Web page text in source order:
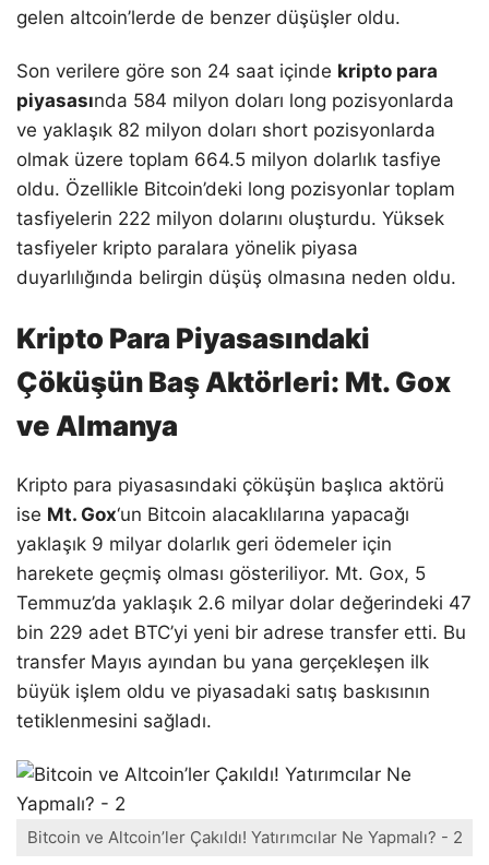
gelen altcoin’lerde de benzer düşüşler oldu.
Son verilere göre son 24 saat içinde kripto para
piyasasında 584 milyon doları long pozisyonlarda
ve yaklaşık 82 milyon doları short pozisyonlarda
olmak üzere toplam 664.5 milyon dolarlık tasfiye
oldu. Özellikle Bitcoin’deki long pozisyonlar toplam
tasfiyelerin 222 milyon dolarını oluşturdu. Yüksek
tasfiyeler kripto paralara yönelik piyasa
duyarlılığında belirgin düşüş olmasına neden oldu.
Kripto Para Piyasasındaki
Çöküşün Baş Aktörleri: Mt. Gox
ve Almanya
Kripto para piyasasındaki çöküşün başlıca aktörü
ise Mt. Gox‘un Bitcoin alacaklılarına yapacağı
yaklaşık 9 milyar dolarlık geri ödemeler için
harekete geçmiş olması gösteriliyor. Mt. Gox, 5
Temmuz’da yaklaşık 2.6 milyar dolar değerindeki 47
bin 229 adet BTC’yi yeni bir adrese transfer etti. Bu
transfer Mayıs ayından bu yana gerçekleşen ilk
büyük işlem oldu ve piyasadaki satış baskısının
tetiklenmesini sağladı.
Bitcoin ve Altcoin’ler Çakıldı! Yatırımcılar Ne Yapmalı? - 2